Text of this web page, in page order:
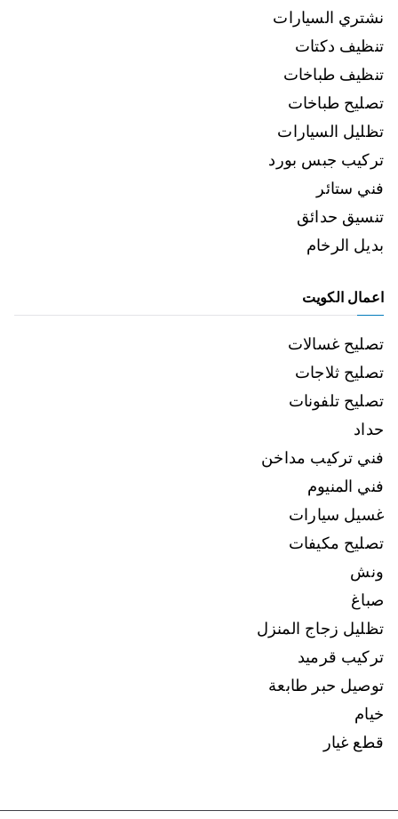
نشتري السيارات
تنظيف دكتات
تنظيف طباخات
تصليح طباخات
تظليل السيارات
تركيب جبس بورد
فني ستائر
تنسيق حدائق
بديل الرخام
اعمال الكويت
تصليح غسالات
تصليح ثلاجات
تصليح تلفونات
حداد
فني تركيب مداخن
فني المنيوم
غسيل سيارات
تصليح مكيفات
ونش
صباغ
تظليل زجاج المنزل
تركيب قرميد
توصيل حبر طابعة
خيام
قطع غيار